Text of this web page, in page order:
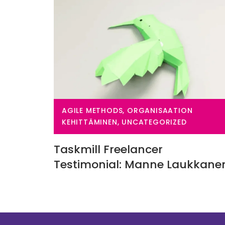
AGILE METHODS, ORGANISAATION
KEHITTÄMINEN, UNCATEGORIZED
Taskmill Freelancer
Testimonial: Manne